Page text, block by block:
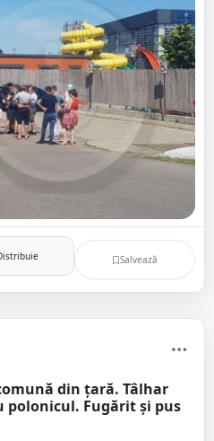
Salvează
din țară. Tâlhar
polonicul. Fugărit și pus